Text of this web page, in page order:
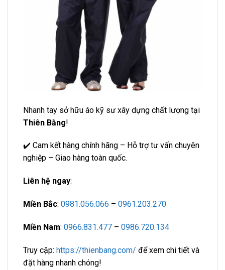
Nhanh tay sở hữu áo kỹ sư xây dựng chất lượng tại
Thiên Bằng!
✔️ Cam kết hàng chính hãng – Hỗ trợ tư vấn chuyên
nghiệp – Giao hàng toàn quốc.
Liên hệ ngay:
Miền Bắc: 0981.056.066 – 0961.203.270
Miền Nam: 0966.831.477 – 0986.720.134
Truy cập: https://thienbang.com/ để xem chi tiết và
đặt hàng nhanh chóng!